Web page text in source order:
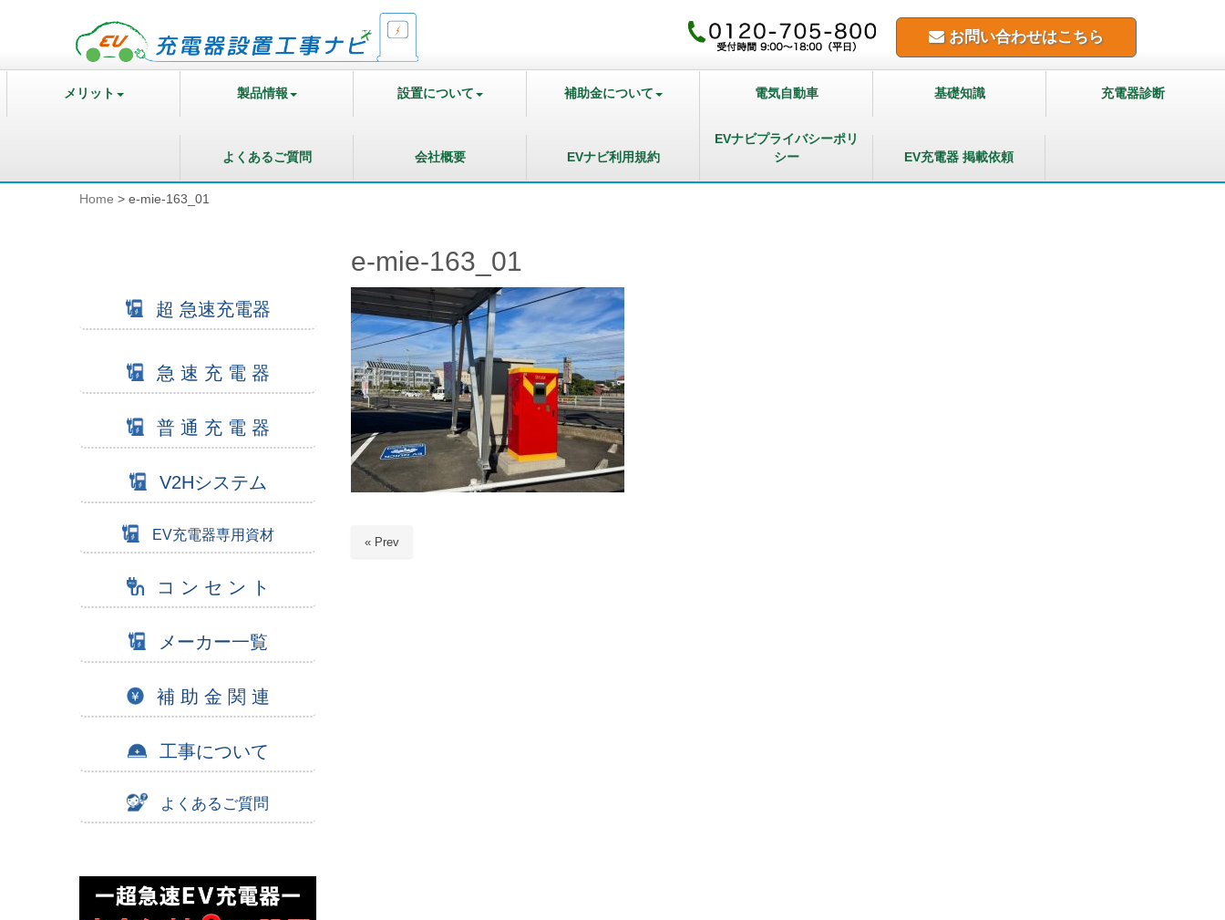
お問い合わせはこちら
メリット 製品情報 設置について 補助金について 電気自動車 基礎知識 充電器診断
よくあるご質問 会社概要 EVナビ利用規約
EVナビプライバシーポリ
シー
EV充電器 掲載依頼
Home > e-mie-163_01
e-mie-163_01
« Prev
超 急速充電器
急 速 充 電 器
普 通 充 電 器
V2Hシステム
EV充電器専用資材
コ ン セ ン ト
メーカー一覧
補 助 金 関 連
工事について
よくあるご質問